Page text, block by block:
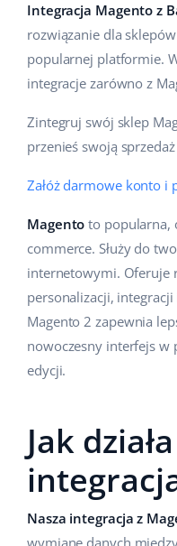
Sprzedaż na marketplace
Automatyzacja procesów
Zarządzanie wysyłką
Automatyzacja cen
Obsługa klienta
Ekosystem
Super Merchant
Base Analytics
Base Connect
Base Store
Dom i ogród
Dziecko
Elektronika
Motoryzacja
Supermarket
Zdrowie i uroda
Moda
Pomoc
Akademia
Usługi
Wdrożenia systemu
Konsultacje i szkolenia
Audyt konta
Konfiguracja konta
Inne
Case Study
Kalkulator korzyści
english (US)
english (GB)
čeština
deutsch
Ελληνικά
español (AR)
español (MX)
Français
polski
português (BR)
română
Integracja Magento z
rozwiązanie dla
popularnej platformie.
integracje zarówno z
Zintegruj swój sklep
przenieś swoją
Załóż darmowe konto i
Magento to popularna,
commerce. Służy do
internetowymi. Oferuje
personalizacji,
Magento 2 zapewnia
nowoczesny interfejs
edycji.
Jak
Nasza integracja z
wymianę danych